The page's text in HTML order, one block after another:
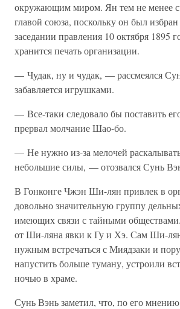
окружающим миром. Ян тем не менее
главой союза, поскольку он был
заседании правления 10 октября 1895
хранится печать организации.
— Чудак, ну и чудак, — рассмеялся
забавляется игрушками.
— Все-таки следовало бы поставить
прервал молчание Шао-бо.
— Не нужно из-за мелочей
небольшие силы, — отозвался Сунь
В Гонконге Чжэн Ши-лян привлек в
довольно значительную группу
имеющих связи с тайными
от Ши-ляна явки к Гу и Хэ. Сам Ши-
нужным встречаться с Миядзаки и
напустить больше туману, устроили
ночью в храме.
Сунь Вэнь заметил, что, по его